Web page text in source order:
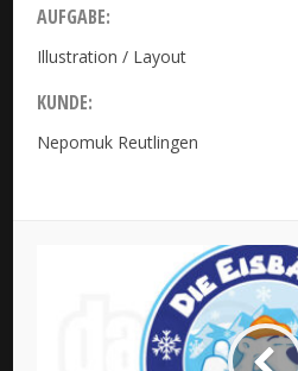
AUFGABE:
Illustration / Layout
KUNDE:
Nepomuk Reutlingen